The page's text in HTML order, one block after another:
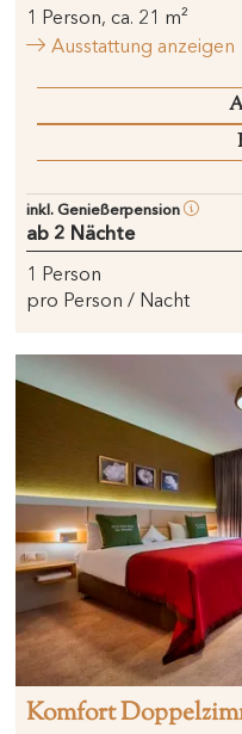
1 Person, ca. 21 m²
Ausstattung anzeigen
inkl. Genießerpension
ab 2 Nächte
1 Person
pro Person / Nacht
Komfort